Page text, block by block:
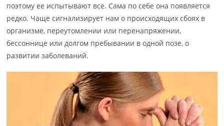
поэтому ее испытывают все. Сама по себе она появляется
редко. Чаще сигнализирует нам о происходящих сбоях в
организме, переутомлении или перенапряжении,
бессоннице или долгом пребывании в одной позе, о
развитии заболеваний.